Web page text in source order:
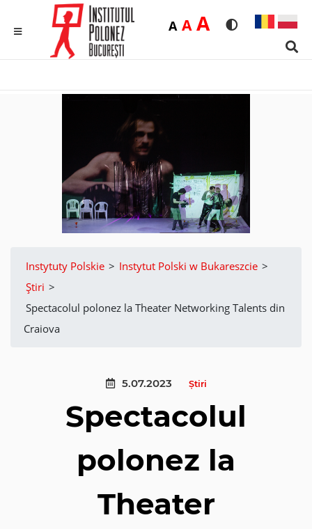
Rozmiar
ADomyślna
AŚrednia
ADużaWersja
Instytuty Polskie > Instytut Polski w Bukareszcie >
Știri >
Spectacolul polonez la Theater Networking Talents din
Craiova
5.07.2023 Știri
Spectacolul
polonez la
Theater